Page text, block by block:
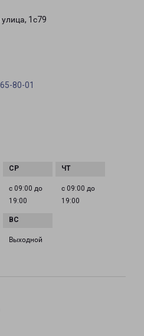
1с79
80-01
с 09:00 до
19:00
с 09:00 до
19:00
Выходной